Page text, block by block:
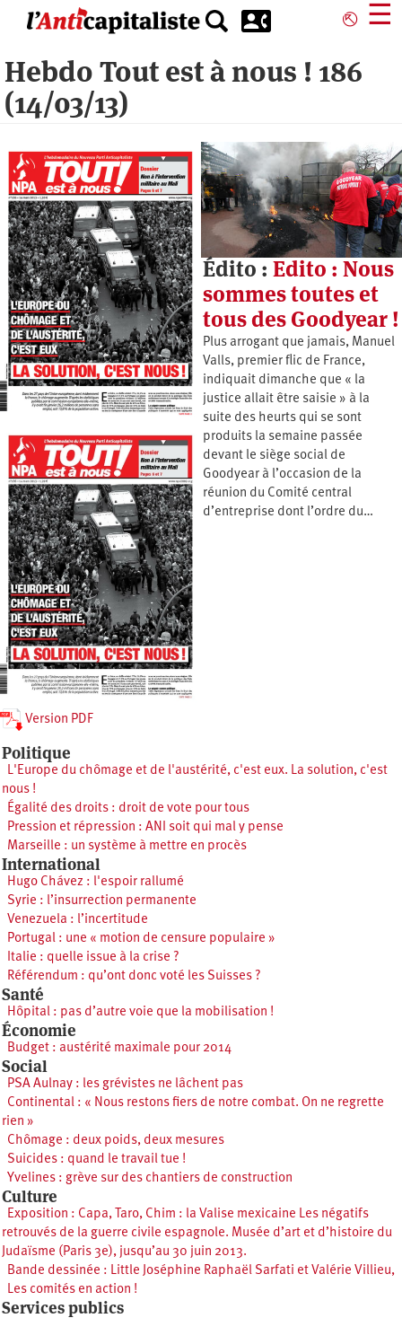
principal
⎋ ☰
Hebdo Tout est à nous ! 186
(14/03/13)
Édito : Edito : Nous
sommes toutes et
tous des Goodyear !
Plus arrogant que jamais, Manuel
Valls, premier flic de France,
indiquait dimanche que « la
justice allait être saisie » à la
suite des heurts qui se sont
produits la semaine passée
devant le siège social de
Goodyear à l’occasion de la
réunion du Comité central
d’entreprise dont l’ordre du…
Version PDF
Politique
L'Europe du chômage et de l'austérité, c'est eux. La solution, c'est
nous !
Égalité des droits : droit de vote pour tous
Pression et répression : ANI soit qui mal y pense
Marseille : un système à mettre en procès
International
Hugo Chávez : l'espoir rallumé
Syrie : l’insurrection permanente
Venezuela : l’incertitude
Portugal : une « motion de censure populaire »
Italie : quelle issue à la crise ?
Référendum : qu’ont donc voté les Suisses ?
Santé
Hôpital : pas d’autre voie que la mobilisation !
Économie
Budget : austérité maximale pour 2014
Social
PSA Aulnay : les grévistes ne lâchent pas
Continental : « Nous restons fiers de notre combat. On ne regrette
rien »
Chômage : deux poids, deux mesures
Suicides : quand le travail tue !
Yvelines : grève sur des chantiers de construction
Culture
Exposition : Capa, Taro, Chim : la Valise mexicaine Les négatifs
retrouvés de la guerre civile espagnole. Musée d’art et d’histoire du
Judaïsme (Paris 3e), jusqu’au 30 juin 2013.
Bande dessinée : Little Joséphine Raphaël Sarfati et Valérie Villieu,
Les comités en action !
Services publics